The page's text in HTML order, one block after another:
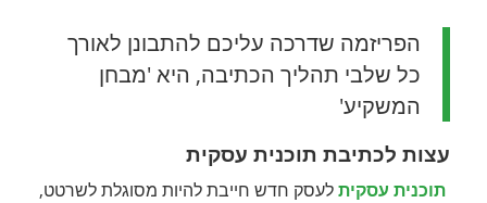
הפריזמה שדרכה עליכם להתבונן לאורך
כל שלבי תהליך הכתיבה, היא 'מבחן
המשקיע'
עצות לכתיבת תוכנית עסקית
תוכנית עסקיתלעסק חדש חייבת להיות מסוגלת לשרטט,